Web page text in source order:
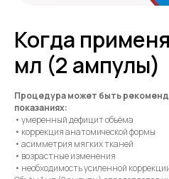
Когда
мл (2 ампулы)
Процедура может быть
показаниях:
• умеренный дефицит объёма
• коррекция анатомической формы
• асимметрия мягких тканей
• возрастные изменения
• необходимость усиленной